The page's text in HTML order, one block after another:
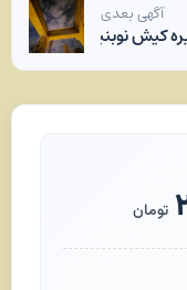
آگهی بعدی
تومان